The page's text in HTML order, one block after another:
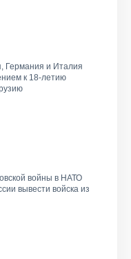
Германия и Италия
к 18-летию
войны в НАТО
вывести войска из